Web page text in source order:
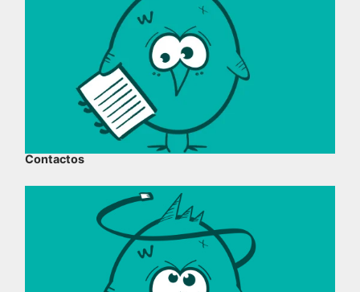
Contactos